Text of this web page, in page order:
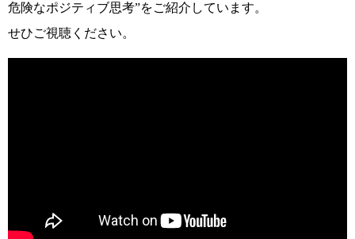
危険なポジティブ思考”をご紹介しています。
せひご視聴ください。